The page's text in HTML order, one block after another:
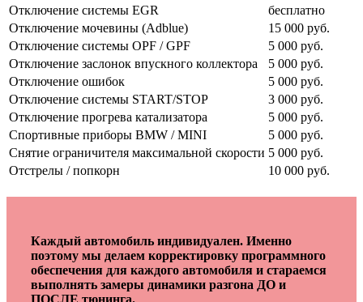
Отключение системы EGR
бесплатно
Отключение мочевины (Adblue)
15 000 руб.
Отключение системы OPF / GPF
5 000 руб.
Отключение заслонок впускного коллектора
5 000 руб.
Отключение ошибок
5 000 руб.
Отключение системы START/STOP
3 000 руб.
Отключение прогрева катализатора
5 000 руб.
Спортивные приборы BMW / MINI
5 000 руб.
Снятие ограничителя максимальной скорости 5 000 руб.
Отстрелы / попкорн
10 000 руб.
Каждый автомобиль индивидуален. Именно
поэтому мы делаем корректировку программного
обеспечения для каждого автомобиля и стараемся
выполнять замеры динамики разгона ДО и
ПОСЛЕ тюнинга.